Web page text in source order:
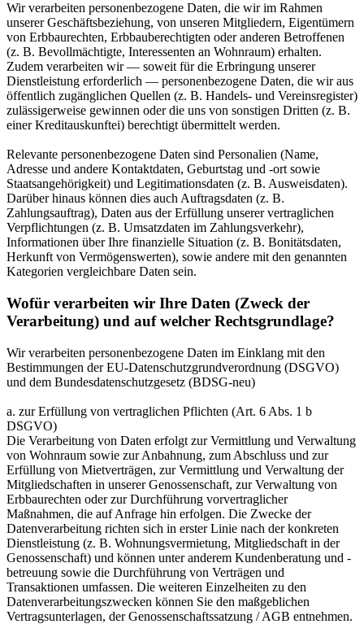
Wir verarbeiten personenbezogene Daten, die wir im Rahmen
unserer Geschäftsbeziehung, von unseren Mitgliedern, Eigentümern
von Erbbaurechten, Erbbauberechtigten oder anderen Betroffenen
(z. B. Bevollmächtigte, Interessenten an Wohnraum) erhalten.
Zudem verarbeiten wir — soweit für die Erbringung unserer
Dienstleistung erforderlich — personenbezogene Daten, die wir aus
öffentlich zugänglichen Quellen (z. B. Handels- und Vereinsregister)
zulässigerweise gewinnen oder die uns von sonstigen Dritten (z. B.
einer Kreditauskunftei) berechtigt übermittelt werden.
Relevante personenbezogene Daten sind Personalien (Name,
Adresse und andere Kontaktdaten, Geburtstag und -ort sowie
Staatsangehörigkeit) und Legitimationsdaten (z. B. Ausweisdaten).
Darüber hinaus können dies auch Auftragsdaten (z. B.
Zahlungsauftrag), Daten aus der Erfüllung unserer vertraglichen
Verpflichtungen (z. B. Umsatzdaten im Zahlungsverkehr),
Informationen über Ihre finanzielle Situation (z. B. Bonitätsdaten,
Herkunft von Vermögenswerten), sowie andere mit den genannten
Kategorien vergleichbare Daten sein.
Wofür verarbeiten wir Ihre Daten (Zweck der
Verarbeitung) und auf welcher Rechtsgrundlage?
Wir verarbeiten personenbezogene Daten im Einklang mit den
Bestimmungen der EU-Datenschutzgrundverordnung (DSGVO)
und dem Bundesdatenschutzgesetz (BDSG-neu)
a. zur Erfüllung von vertraglichen Pflichten (Art. 6 Abs. 1 b
DSGVO)
Die Verarbeitung von Daten erfolgt zur Vermittlung und Verwaltung
von Wohnraum sowie zur Anbahnung, zum Abschluss und zur
Erfüllung von Mietverträgen, zur Vermittlung und Verwaltung der
Mitgliedschaften in unserer Genossenschaft, zur Verwaltung von
Erbbaurechten oder zur Durchführung vorvertraglicher
Maßnahmen, die auf Anfrage hin erfolgen. Die Zwecke der
Datenverarbeitung richten sich in erster Linie nach der konkreten
Dienstleistung (z. B. Wohnungsvermietung, Mitgliedschaft in der
Genossenschaft) und können unter anderem Kundenberatung und -
betreuung sowie die Durchführung von Verträgen und
Transaktionen umfassen. Die weiteren Einzelheiten zu den
Datenverarbeitungszwecken können Sie den maßgeblichen
Vertragsunterlagen, der Genossenschaftssatzung / AGB entnehmen.